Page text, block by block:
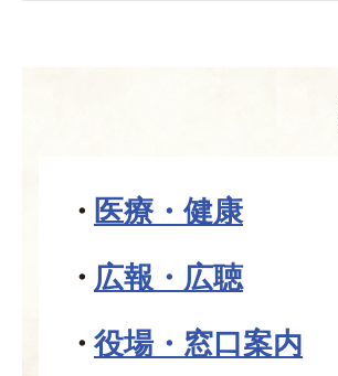
医療・健康
広報・広聴
役場・窓口案内